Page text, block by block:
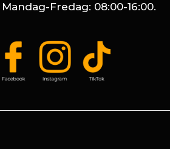
Mandag-Fredag: 08:00-16:00.